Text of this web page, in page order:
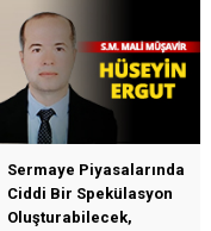
Sermaye Piyasalarında
Ciddi Bir Spekülasyon
Oluşturabilecek,